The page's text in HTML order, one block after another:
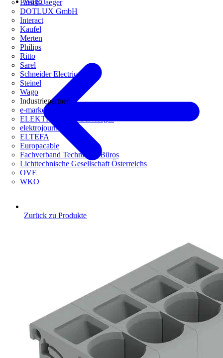
Busch-Jaeger
DOTLUX GmbH
Interact
Kaufel
Merten
Philips
Ritto
Sarel
Schneider Electric
Steinel
Wago
Industriepartner
e-marke
ELEKTRO Daten Serviceges
elektrojournal
ELTEFA
Europacable
Fachverband Technische Büros
Lichttechnische Gesellschaft Österreichs
OVE
WKO
Zurück zu Produkte